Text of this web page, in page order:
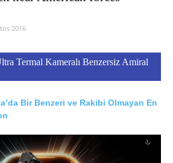
2016
Termal Kameralı Benzersiz Amiral
Bir Benzeri ve Rakibi Olmayan En